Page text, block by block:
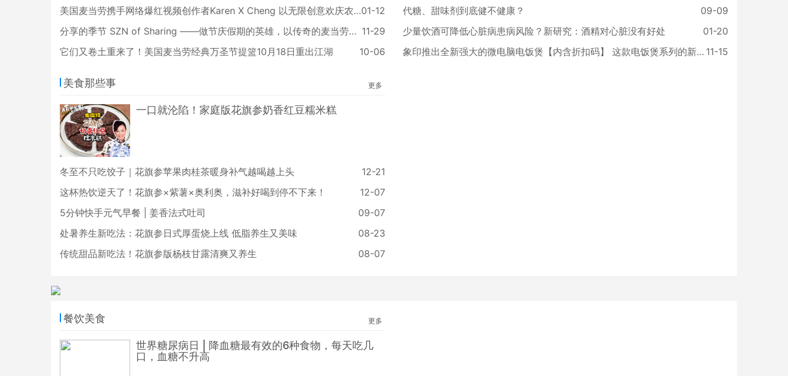
美国麦当劳携手网络爆红视频创作者Karen X Cheng 以无限创意欢庆农历新春01-12
分享的季节 SZN of Sharing ——做节庆假期的英雄，以传奇的麦当劳金卡 送出源源不绝的爱 11-29
它们又卷土重来了！美国麦当劳经典万圣节提篮10月18日重出江湖
10-06
代糖、甜味剂到底健不健康？
09-09
少量饮酒可降低心脏病患病风险？新研究：酒精对心脏没有好处
01-20
象印推出全新强大的微电脑电饭煲【内含折扣码】 这款电饭煲系列的新成员兼备聪明脑袋和强大实力 11-15
美食那些事 更多
一口就沦陷！家庭版花旗参奶香红豆糯米糕
冬至不只吃饺子｜花旗参苹果肉桂茶暖身补气越喝越上头
12-21
这杯热饮逆天了！花旗参×紫薯×奥利奥，滋补好喝到停不下来！
12-07
5分钟快手元气早餐 | 姜香法式吐司
09-07
处暑养生新吃法：花旗参日式厚蛋烧上线 低脂养生又美味
08-23
传统甜品新吃法！花旗参版杨枝甘露清爽又养生
08-07
餐饮美食 更多
世界糖尿病日 | 降血糖最有效的6种食物，每天吃几
口，血糖不升高